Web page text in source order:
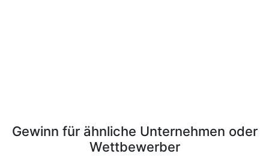
Gewinn für ähnliche Unternehmen oder
Wettbewerber